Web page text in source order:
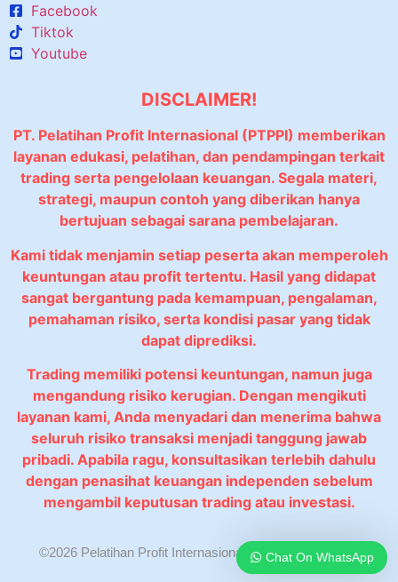
Facebook
Tiktok
Youtube
DISCLAIMER!
PT. Pelatihan Profit Internasional (PTPPI) memberikan
layanan edukasi, pelatihan, dan pendampingan terkait
trading serta pengelolaan keuangan. Segala materi,
strategi, maupun contoh yang diberikan hanya
bertujuan sebagai sarana pembelajaran.
Kami tidak menjamin setiap peserta akan memperoleh
keuntungan atau profit tertentu. Hasil yang didapat
sangat bergantung pada kemampuan, pengalaman,
pemahaman risiko, serta kondisi pasar yang tidak
dapat diprediksi.
Trading memiliki potensi keuntungan, namun juga
mengandung risiko kerugian. Dengan mengikuti
layanan kami, Anda menyadari dan menerima bahwa
seluruh risiko transaksi menjadi tanggung jawab
pribadi. Apabila ragu, konsultasikan terlebih dahulu
dengan penasihat keuangan independen sebelum
mengambil keputusan trading atau investasi.
©2026 Pelatihan Profit Internasional. All rights reserved.
Chat On WhatsApp